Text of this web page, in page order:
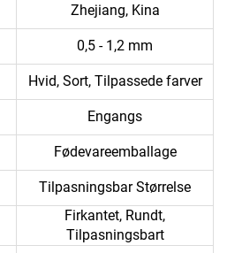
Zhejiang, Kina
0,5 - 1,2 mm
Hvid, Sort, Tilpassede farver
Engangs
Fødevareemballage
Tilpasningsbar Størrelse
Firkantet, Rundt,
Tilpasningsbart